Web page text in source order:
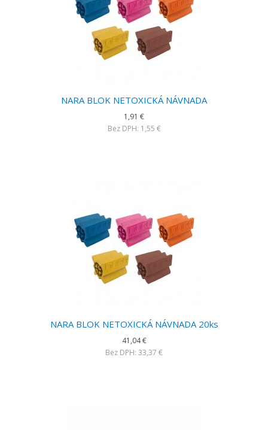
NARA BLOK NETOXICKÁ NÁVNADA
1,91 €
Bez DPH: 1,55 €
NARA BLOK NETOXICKÁ NÁVNADA 20ks
41,04 €
Bez DPH: 33,37 €